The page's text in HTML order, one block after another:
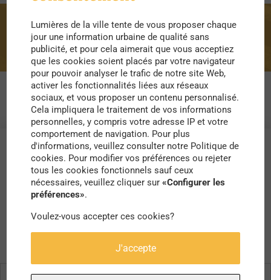
circulation
Lumières de la ville tente de vous proposer chaque
jour une information urbaine de qualité sans
publicité, et pour cela aimerait que vous acceptiez
que les cookies soient placés par votre navigateur
pour pouvoir analyser le trafic de notre site Web,
activer les fonctionnalités liées aux réseaux
sociaux, et vous proposer un contenu personnalisé.
Cela impliquera le traitement de vos informations
personnelles, y compris votre adresse IP et votre
comportement de navigation. Pour plus
d'informations, veuillez consulter notre Politique de
cookies. Pour modifier vos préférences ou rejeter
tous les cookies fonctionnels sauf ceux
nécessaires, veuillez cliquer sur«Configurer les
préférences».
Voulez-vous accepter ces cookies?
J'accepte